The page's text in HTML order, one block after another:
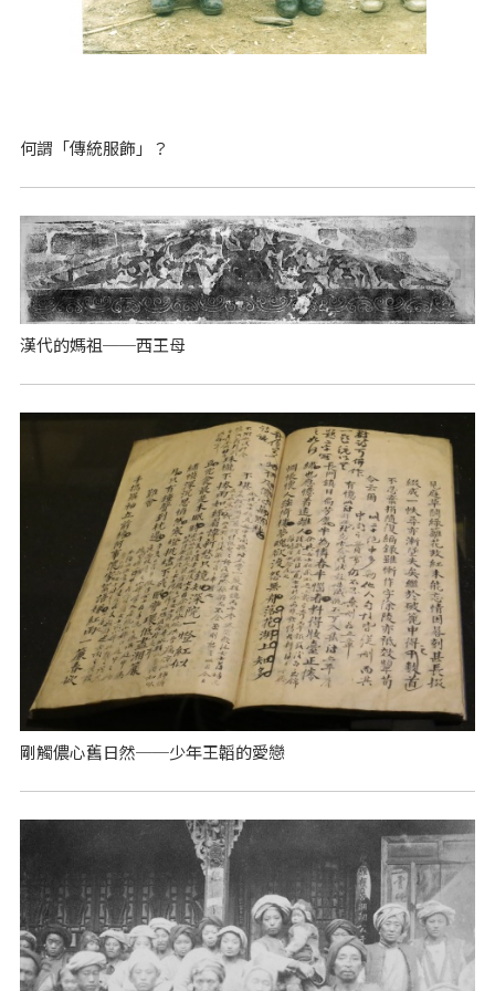
何謂「傳統服飾」？
漢代的媽祖──西王母
剛觸儂心舊日然──少年王韜的愛戀